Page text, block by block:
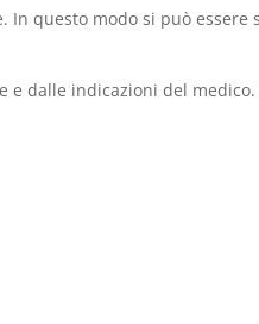
questo modo si può
dalle indicazioni del